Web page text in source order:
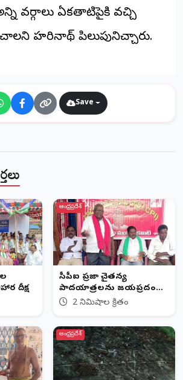
వర్గాలు ఏకతాటిపైకి వచ్చి
హరినాథ్ పిలుపునిచ్చారు.
Save
దీక్ష
ఆంధ్రప్రదేశ్
సీపీఐ ప్రజా చైతన్య
పాదయాత్రలను జయప్రదం
చేయాలి2 నిమిషాల క్రితం
ఆంధ్రప్రదేశ్